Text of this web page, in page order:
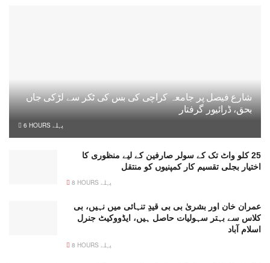
شارع فیصل پر جامعہ کراچی کی بس کی ٹکر سے لڑکی جاں
بحق، ڈرائیور گرفتار
6 HOURS پہلے
25 کلو واٹ تک کے سولر صارفین کے لیے منظوری کا
اختیار بجلی تقسیم کار کمپنیوں کو منتقل
8 HOURS پہلے
عمران خان اور بشریٰ بی بی قیدِ تنہائی میں نہیں، بی
کلاس سے بہتر سہولیات حاصل ہیں، ایڈووکیٹ جنرل
اسلام آباد
8 HOURS پہلے